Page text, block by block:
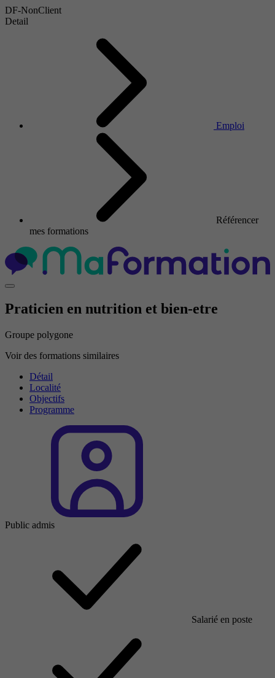
DF-NonClient
Detail
Emploi
Référencer
mes formations
Praticien en nutrition et bien-etre
Groupe polygone
Voir des formations similaires
Détail
Localité
Objectifs
Programme
Public admis
Salarié en poste